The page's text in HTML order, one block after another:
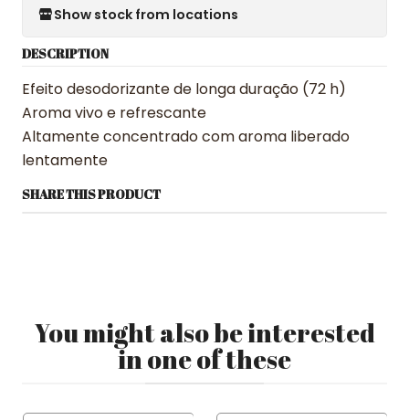
Show stock from locations
DESCRIPTION
Efeito desodorizante de longa duração (72 h)
Aroma vivo e refrescante
Altamente concentrado com aroma liberado
lentamente
SHARE THIS PRODUCT
You might also be interested
in one of these